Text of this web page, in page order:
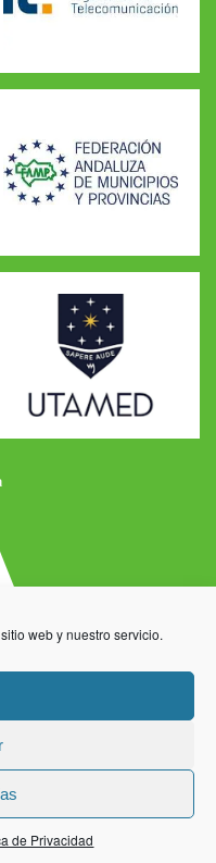
web y nuestro servicio.
de PrivacidadMillenium